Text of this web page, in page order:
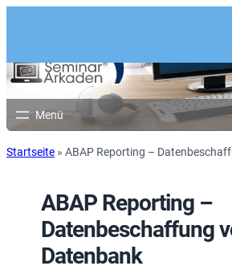
Startseite » ABAP Reporting –
ABAP Reporting –
Datenbeschaffung
Datenbank